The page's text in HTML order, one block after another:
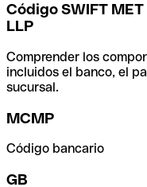
Código SWIFT
LLP
Comprender los
incluidos el banco, el
sucursal.
MCMP
Código bancario
GB